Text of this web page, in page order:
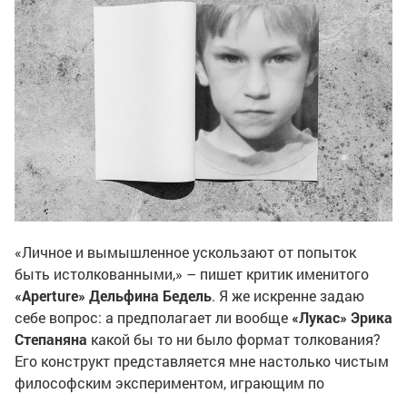
«Личное и вымышленное ускользают от попыток
быть истолкованными,» – пишет критик именитого
«Aperture» Дельфина Бедель. Я же искренне задаю
себе вопрос: а предполагает ли вообще «Лукас» Эрика
Степаняна какой бы то ни было формат толкования?
Его конструкт представляется мне настолько чистым
философским экспериментом, играющим по